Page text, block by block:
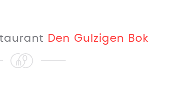
Den Gulzigen Bok